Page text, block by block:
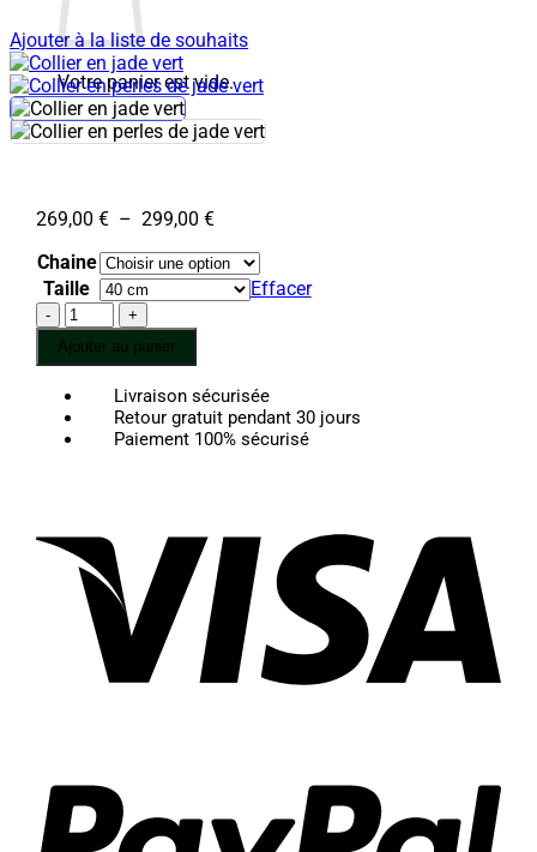
Votre panier est vide.
Ajouter à la liste de souhaits
269,00 € – 299,00 €Plage
prix :
269,00 €
à
Chaine
Taille
Effacer
quantité
de
Collier
Jade
Apple
Green
Ajouter au panier
Livraison sécurisée
Retour gratuit pendant 30 jours
Paiement 100% sécurisé